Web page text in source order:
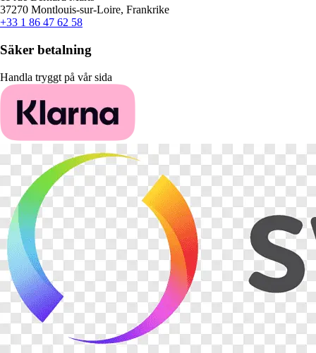
37270 Montlouis-sur-Loire, Frankrike
+33 1 86 47 62 58
Säker betalning
Handla tryggt på vår sida